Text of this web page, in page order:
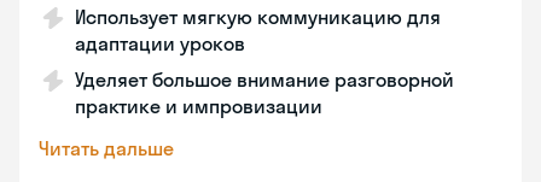
Использует мягкую коммуникацию для
адаптации уроков
Уделяет большое внимание разговорной
практике и импровизации
Читать дальше